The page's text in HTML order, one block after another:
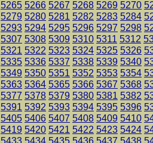
5265 5266 5267 5268 5269 5270
5279 5280 5281 5282 5283 5284
5293 5294 5295 5296 5297 5298
5307 5308 5309 5310 5311 5312
5321 5322 5323 5324 5325 5326
5335 5336 5337 5338 5339 5340
5349 5350 5351 5352 5353 5354
5363 5364 5365 5366 5367 5368
5377 5378 5379 5380 5381 5382
5391 5392 5393 5394 5395 5396
5405 5406 5407 5408 5409 5410
5419 5420 5421 5422 5423 5424
5433 5434 5435 5436 5437 5438